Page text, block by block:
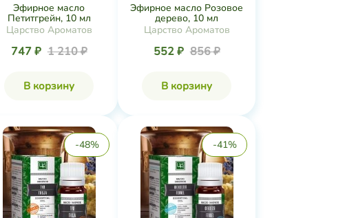
Эфирное масло
Петитгрейн, 10 мл
Царство Ароматов
747 ₽ 1 210 ₽
В корзину
Эфирное масло Розовое
дерево, 10 мл
Царство Ароматов
552 ₽ 856 ₽
В корзину
-48% -41%